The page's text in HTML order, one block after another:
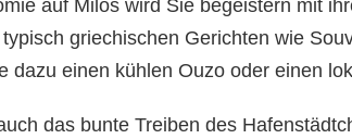
auf Milos wird Sie begeistern mit
griechischen Gerichten wie
dazu einen kühlen Ouzo oder einen
das bunte Treiben des